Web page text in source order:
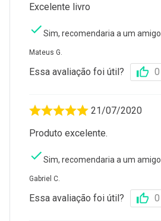
Excelente livro
Sim, recomendaria a um amigo
Mateus G.
Essa avaliação foi útil? 0
21/07/2020
Produto excelente.
Sim, recomendaria a um amigo
Gabriel C.
Essa avaliação foi útil? 0